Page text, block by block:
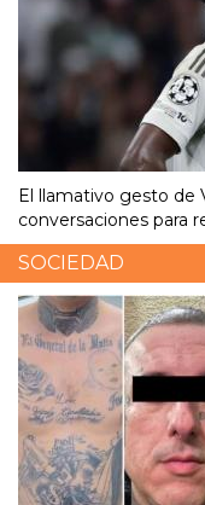
El llamativo gesto de
conversaciones para
SOCIEDAD